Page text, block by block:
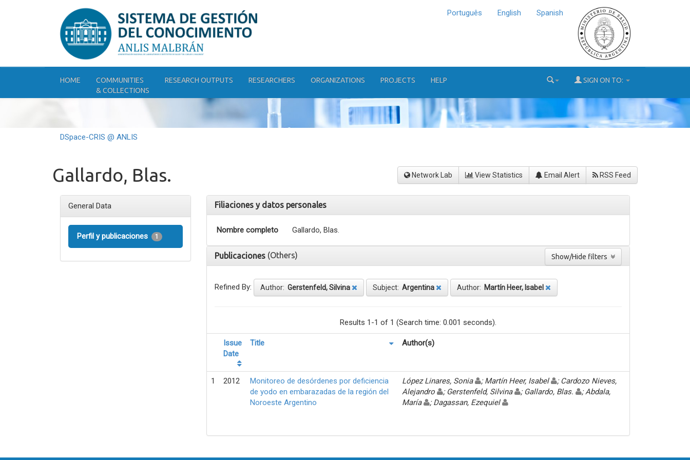
Português English Spanish
HOME
COMMUNITIES
& COLLECTIONS
RESEARCH OUTPUTS RESEARCHERS ORGANIZATIONS PROJECTS HELP SIGN ON TO:
DSpace-CRIS @ ANLIS
Gallardo, Blas. Network Lab View Statistics Email Alert RSS Feed
General Data
Perfil y publicaciones 1
Filiaciones y datos personales
Nombre completo Gallardo, Blas.
Publicaciones (Others)
Refined By: Author: Gerstenfeld, Silvina Subject: Argentina Author: Martín Heer, Isabel
Results 1-1 of 1 (Search time: 0.001 seconds).
Issue
Date
Title Author(s)
1 2012
Monitoreo de desórdenes por deficiencia
de yodo en embarazadas de la región del
Noroeste Argentino
López Linares, Sonia ; Martín Heer, Isabel
; Cardozo Nieves,
Alejandro
; Gerstenfeld, Silvina ; Gallardo, Blas.
; Abdala,
María
; Dagassan, Ezequiel